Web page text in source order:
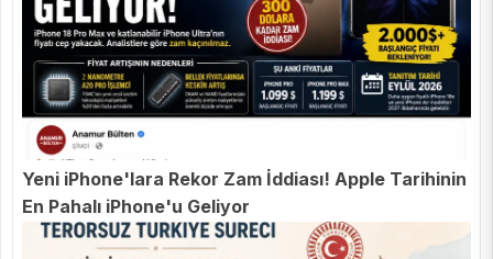
Yeni iPhone'lara Rekor Zam İddiası! Apple Tarihinin
En Pahalı iPhone'u Geliyor